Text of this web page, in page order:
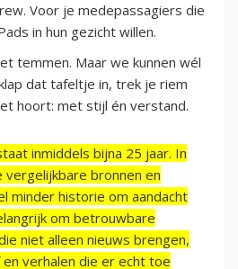
Voor je medepassagiers die
in hun gezicht willen.
temmen. Maar we kunnen wél
dat tafeltje in, trek je riem
hoort: met stijl én verstand.
inmiddels bijna 25 jaar. In
bronnen en
minder historie om aandacht
om betrouwbare
niet alleen nieuws brengen,
verhalen die er echt toe